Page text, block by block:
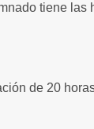
tiene
de 20